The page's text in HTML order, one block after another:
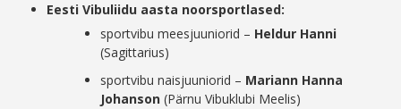
Eesti Vibuliidu aasta noorsportlased:
sportvibu meesjuuniorid – Heldur Hanni
(Sagittarius)
sportvibu naisjuuniorid – Mariann Hanna
Johanson (Pärnu Vibuklubi Meelis)